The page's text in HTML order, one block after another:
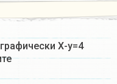
Х-у=4